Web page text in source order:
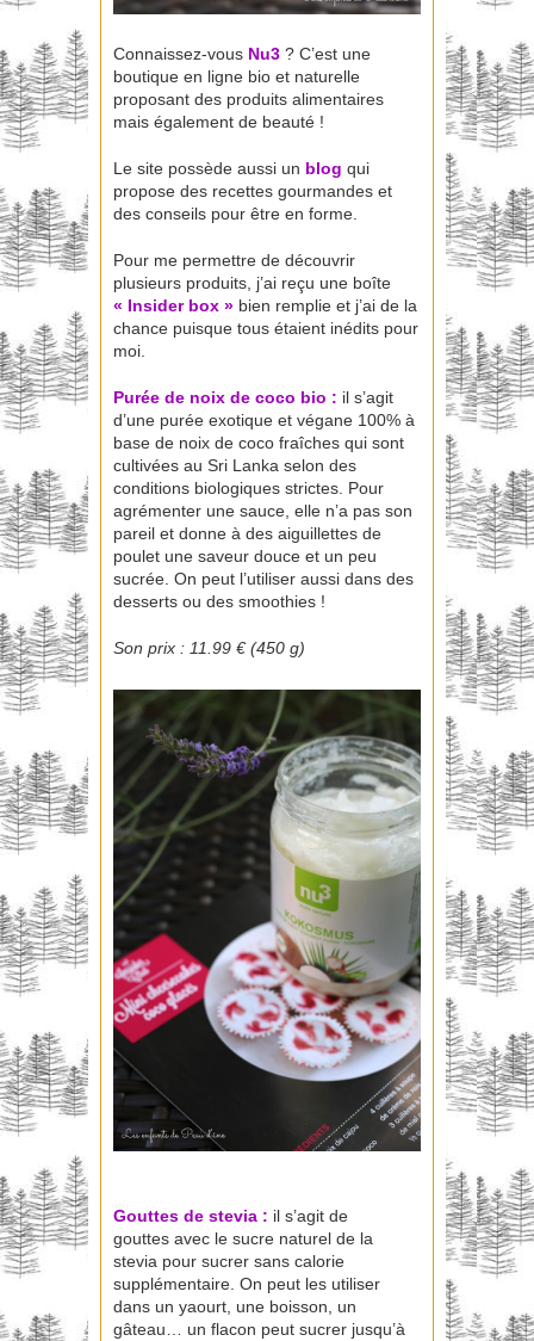
Connaissez-vous Nu3 ? C’est une
boutique en ligne bio et naturelle
proposant des produits alimentaires
mais également de beauté !
Le site possède aussi un blog qui
propose des recettes gourmandes et
des conseils pour être en forme.
Pour me permettre de découvrir
plusieurs produits, j’ai reçu une boîte
« Insider box » bien remplie et j’ai de la
chance puisque tous étaient inédits pour
moi.
Purée de noix de coco bio : il s’agit
d’une purée exotique et végane 100% à
base de noix de coco fraîches qui sont
cultivées au Sri Lanka selon des
conditions biologiques strictes. Pour
agrémenter une sauce, elle n’a pas son
pareil et donne à des aiguillettes de
poulet une saveur douce et un peu
sucrée. On peut l’utiliser aussi dans des
desserts ou des smoothies !
Son prix : 11.99 € (450 g)
Gouttes de stevia : il s’agit de
gouttes avec le sucre naturel de la
stevia pour sucrer sans calorie
supplémentaire. On peut les utiliser
dans un yaourt, une boisson, un
gâteau… un flacon peut sucrer jusqu’à